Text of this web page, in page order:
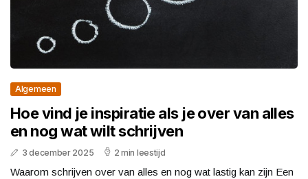
Algemeen
Hoe vind je inspiratie als je over van alles
en nog wat wilt schrijven
3 december 2025 2 min leestijd
Waarom schrijven over van alles en nog wat lastig kan zijn Een